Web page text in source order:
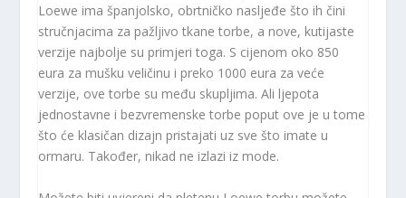
Loewe ima španjolsko, obrtničko nasljeđe što ih čini
stručnjacima za pažljivo tkane torbe, a nove, kutijaste
verzije najbolje su primjeri toga. S cijenom oko 850
eura za mušku veličinu i preko 1000 eura za veće
verzije, ove torbe su među skupljima. Ali ljepota
jednostavne i bezvremenske torbe poput ove je u tome
što će klasičan dizajn pristajati uz sve što imate u
ormaru. Također, nikad ne izlazi iz mode.